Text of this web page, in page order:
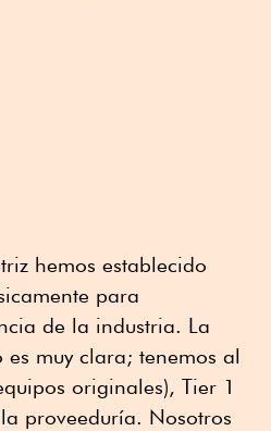
hemos establecido
para
de la industria. La
muy clara; tenemos al
originales), Tier 1
proveeduría. Nosotros